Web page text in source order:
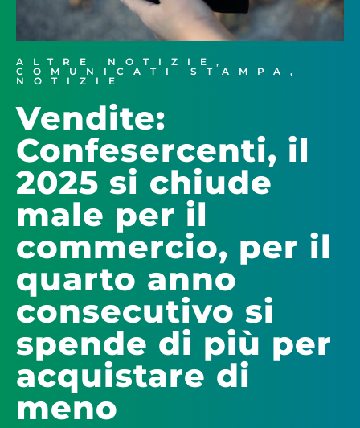
ALTRE NOTIZIE ,
COMUNICATI STAMPA ,
NOTIZIE
Vendite:
Confesercenti, il
2025 si chiude
male per il
commercio, per il
quarto anno
consecutivo si
spende di più per
acquistare di
meno